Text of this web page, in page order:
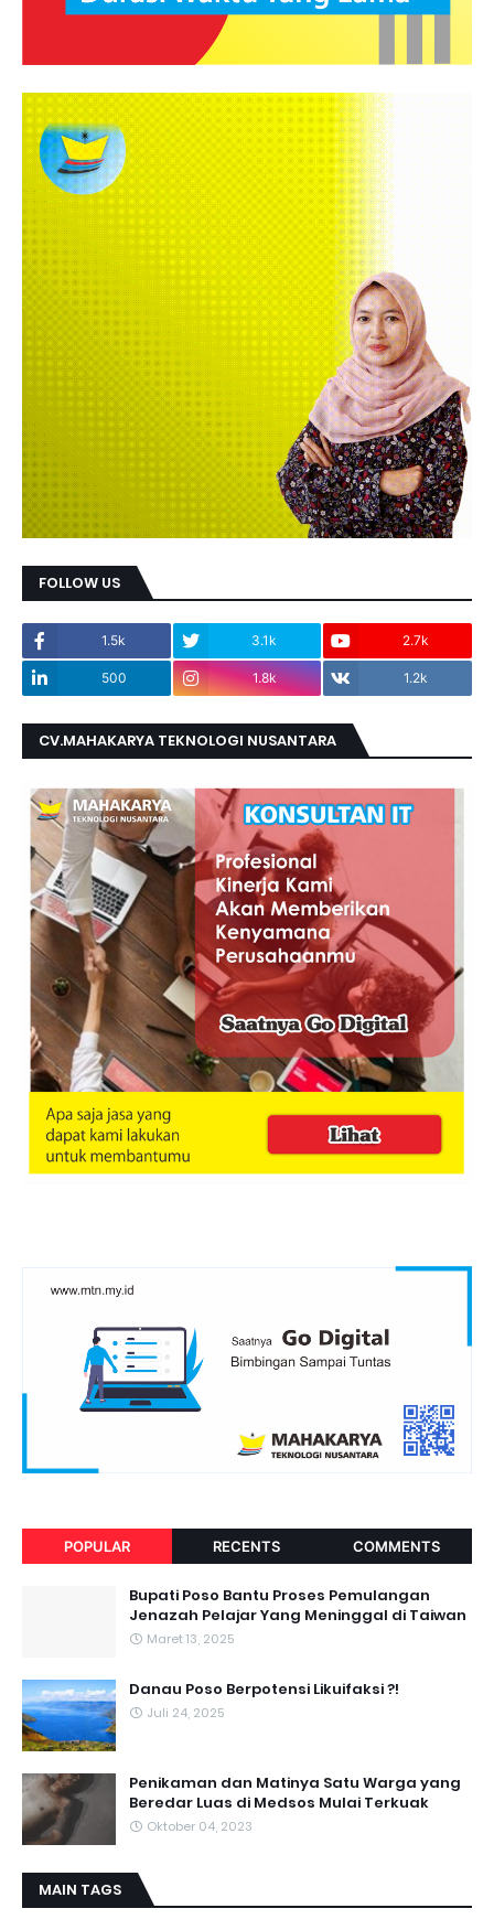
FOLLOW US
1.5k 3.1k 2.7k
500 1.8k 1.2k
CV.MAHAKARYA TEKNOLOGI NUSANTARA
POPULAR RECENTS COMMENTS
Bupati Poso Bantu Proses Pemulangan
Jenazah Pelajar Yang Meninggal di Taiwan
Maret 13, 2025
Danau Poso Berpotensi Likuifaksi ?!
Juli 24, 2025
Penikaman dan Matinya Satu Warga yang
Beredar Luas di Medsos Mulai Terkuak
Oktober 04, 2023
MAIN TAGS